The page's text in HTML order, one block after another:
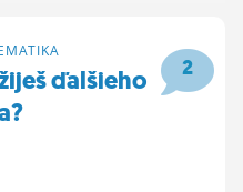
2
ďalšieho